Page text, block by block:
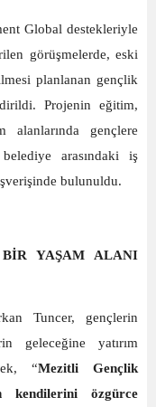
Global destekleriyle
görüşmelerde, eski
planlanan gençlik
Projenin eğitim,
gençlere
arasındaki iş
bulunuldu.
YAŞAM ALANI
Tuncer, gençlerin
geleceğine yatırım
“Mezitli Gençlik
kendilerini özgürce